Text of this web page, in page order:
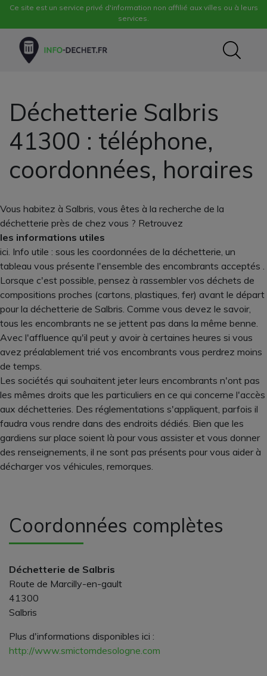
Ce site est un service privé d'information non affilié aux villes ou à leurs
services.
Déchetterie Salbris
41300 : téléphone,
coordonnées, horaires
Vous habitez à Salbris, vous êtes à la recherche de la
déchetterie près de chez vous ? Retrouvez
les informations utiles
ici. Info utile : sous les coordonnées de la déchetterie, un
tableau vous présente l'ensemble des encombrants acceptés .
Lorsque c'est possible, pensez à rassembler vos déchets de
compositions proches (cartons, plastiques, fer) avant le départ
pour la déchetterie de Salbris. Comme vous devez le savoir,
tous les encombrants ne se jettent pas dans la même benne.
Avec l'affluence qu'il peut y avoir à certaines heures si vous
avez préalablement trié vos encombrants vous perdrez moins
de temps.
Les sociétés qui souhaitent jeter leurs encombrants n'ont pas
les mêmes droits que les particuliers en ce qui concerne l'accès
aux déchetteries. Des réglementations s'appliquent, parfois il
faudra vous rendre dans des endroits dédiés. Bien que les
gardiens sur place soient là pour vous assister et vous donner
des renseignements, il ne sont pas présents pour vous aider à
décharger vos véhicules, remorques.
Coordonnées complètes
Déchetterie de Salbris
Route de Marcilly-en-gault
41300
Salbris
Plus d'informations disponibles ici :
http://www.smictomdesologne.com